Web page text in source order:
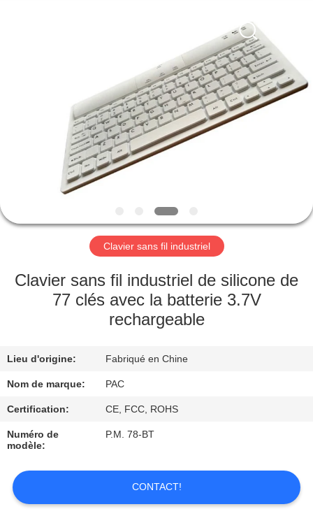
PRODUITS
SUJET
DE
NOUS
VISITE
D'USINE
DE
QUALITÉ
CONTACTEZ-
NOUS
DEMANDEZ
Clavier sans fil industriel
Clavier sans fil industriel de silicone de
77 clés avec la batterie 3.7V
rechargeable
Lieu d'origine: Fabriqué en Chine
Nom de marque: PAC
Certification: CE, FCC, ROHS
Numéro de
modèle:
P.M. 78-BT
CONTACT!